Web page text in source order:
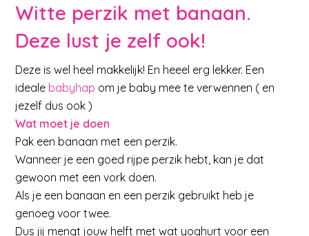
Witte perzik met banaan.
Deze lust je zelf ook!
Deze is wel heel makkelijk! En heeel erg lekker. Een
ideale babyhap om je baby mee te verwennen ( en
jezelf dus ook )
Wat moet je doen
Pak een banaan met een perzik.
Wanneer je een goed rijpe perzik hebt, kan je dat
gewoon met een vork doen.
Als je een banaan en een perzik gebruikt heb je
genoeg voor twee.
Dus jij mengt jouw helft met wat yoghurt voor een